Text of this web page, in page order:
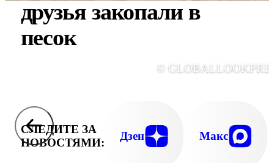
друзья закопали в
песок
©
СЛЕДИТЕ ЗА
НОВОСТЯМИ:
Дзен Макс